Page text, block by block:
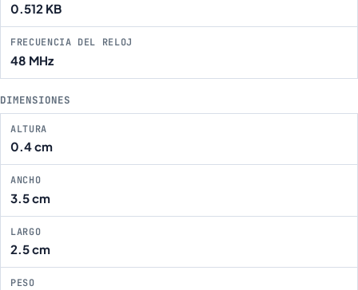
0.512 KB
FRECUENCIA DEL RELOJ
48 MHz
DIMENSIONES
ALTURA
0.4 cm
ANCHO
3.5 cm
LARGO
2.5 cm
PESO